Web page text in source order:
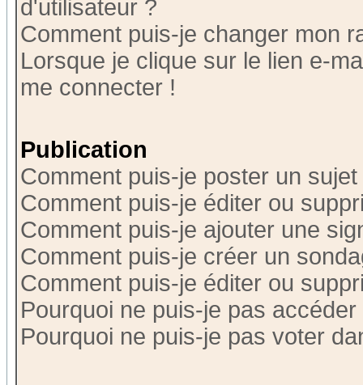
d'utilisateur ?
Comment puis-je changer mon
Lorsque je clique sur le lien e-
me connecter !
Publication
Comment puis-je poster un
Comment puis-je éditer ou
Comment puis-je ajouter une
Comment puis-je créer un
Comment puis-je éditer ou
Pourquoi ne puis-je pas
Pourquoi ne puis-je pas voter